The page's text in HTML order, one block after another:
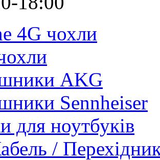
4G чохли
AKG
Sennheiser
для ноутбуків
/